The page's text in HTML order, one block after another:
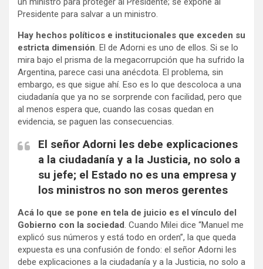
Presidente para salvar a un ministro.
Hay hechos políticos e institucionales que exceden su
estricta dimensión. El de Adorni es uno de ellos. Si se lo
mira bajo el prisma de la megacorrupción que ha sufrido la
Argentina, parece casi una anécdota. El problema, sin
embargo, es que sigue ahí. Eso es lo que descoloca a una
ciudadanía que ya no se sorprende con facilidad, pero que
al menos espera que, cuando las cosas quedan en
evidencia, se paguen las consecuencias.
El señor Adorni les debe explicaciones
a la ciudadanía y a la Justicia, no solo a
su jefe; el Estado no es una empresa y
los ministros no son meros gerentes
Acá lo que se pone en tela de juicio es el vínculo del
Gobierno con la sociedad. Cuando Milei dice “Manuel me
explicó sus números y está todo en orden”, la que queda
expuesta es una confusión de fondo: el señor Adorni les
debe explicaciones a la ciudadanía y a la Justicia, no solo a